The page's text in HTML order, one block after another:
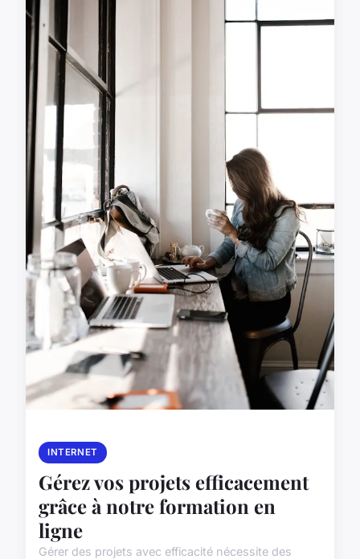
INTERNET
Gérez vos projets efficacement
grâce à notre formation en
ligne
Gérer des projets avec efficacité nécessite des